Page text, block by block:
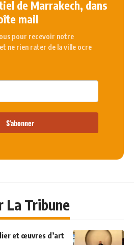
de Marrakech, dans
mail
pour recevoir notre
ne rien rater de la ville ocre
S'abonner
La Tribune
et œuvres d’art